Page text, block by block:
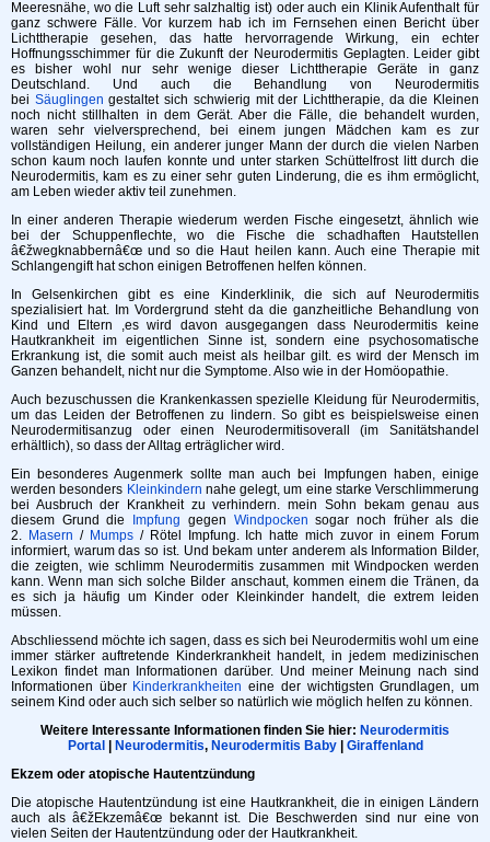
Meeresnähe, wo die Luft sehr salzhaltig ist) oder auch ein Klinik Aufenthalt für
ganz schwere Fälle. Vor kurzem hab ich im Fernsehen einen Bericht über
Lichttherapie gesehen, das hatte hervorragende Wirkung, ein echter
Hoffnungsschimmer für die Zukunft der Neurodermitis Geplagten. Leider gibt
es bisher wohl nur sehr wenige dieser Lichttherapie Geräte in ganz
Deutschland. Und auch die Behandlung von Neurodermitis
bei Säuglingen gestaltet sich schwierig mit der Lichttherapie, da die Kleinen
noch nicht stillhalten in dem Gerät. Aber die Fälle, die behandelt wurden,
waren sehr vielversprechend, bei einem jungen Mädchen kam es zur
vollständigen Heilung, ein anderer junger Mann der durch die vielen Narben
schon kaum noch laufen konnte und unter starken Schüttelfrost litt durch die
Neurodermitis, kam es zu einer sehr guten Linderung, die es ihm ermöglicht,
am Leben wieder aktiv teil zunehmen.
In einer anderen Therapie wiederum werden Fische eingesetzt, ähnlich wie
bei der Schuppenflechte, wo die Fische die schadhaften Hautstellen
â€žwegknabbernâ€œ und so die Haut heilen kann. Auch eine Therapie mit
Schlangengift hat schon einigen Betroffenen helfen können.
In Gelsenkirchen gibt es eine Kinderklinik, die sich auf Neurodermitis
spezialisiert hat. Im Vordergrund steht da die ganzheitliche Behandlung von
Kind und Eltern ,es wird davon ausgegangen dass Neurodermitis keine
Hautkrankheit im eigentlichen Sinne ist, sondern eine psychosomatische
Erkrankung ist, die somit auch meist als heilbar gilt. es wird der Mensch im
Ganzen behandelt, nicht nur die Symptome. Also wie in der Homöopathie.
Auch bezuschussen die Krankenkassen spezielle Kleidung für Neurodermitis,
um das Leiden der Betroffenen zu lindern. So gibt es beispielsweise einen
Neurodermitisanzug oder einen Neurodermitisoverall (im Sanitätshandel
erhältlich), so dass der Alltag erträglicher wird.
Ein besonderes Augenmerk sollte man auch bei Impfungen haben, einige
werden besonders Kleinkindern nahe gelegt, um eine starke Verschlimmerung
bei Ausbruch der Krankheit zu verhindern. mein Sohn bekam genau aus
diesem Grund die Impfung gegen Windpocken sogar noch früher als die
2. Masern / Mumps/ Rötel Impfung. Ich hatte mich zuvor in einem Forum
informiert, warum das so ist. Und bekam unter anderem als Information Bilder,
die zeigten, wie schlimm Neurodermitis zusammen mit Windpocken werden
kann. Wenn man sich solche Bilder anschaut, kommen einem die Tränen, da
es sich ja häufig um Kinder oder Kleinkinder handelt, die extrem leiden
müssen.
Abschliessend möchte ich sagen, dass es sich bei Neurodermitis wohl um eine
immer stärker auftretende Kinderkrankheit handelt, in jedem medizinischen
Lexikon findet man Informationen darüber. Und meiner Meinung nach sind
Informationen über Kinderkrankheiten eine der wichtigsten Grundlagen, um
seinem Kind oder auch sich selber so natürlich wie möglich helfen zu können.
Weitere Interessante Informationen finden Sie hier: Neurodermitis
Portal| Neurodermitis, Neurodermitis Baby| Giraffenland
Ekzem oder atopische Hautentzündung
Die atopische Hautentzündung ist eine Hautkrankheit, die in einigen Ländern
auch als â€žEkzemâ€œ bekannt ist. Die Beschwerden sind nur eine von
vielen Seiten der Hautentzündung oder der Hautkrankheit.